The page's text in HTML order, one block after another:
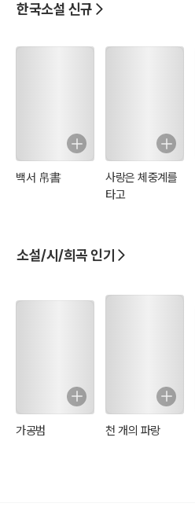
한국소설 신규
백서 帛書
사랑은 체중계를
타고
소설/시/희곡 인기
가공범 천 개의 파랑